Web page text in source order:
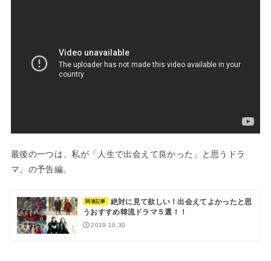
最後の一つは、私が「人生で出会えて良かった」と思うドラ
マ、の予告編。
関連記事
絶対に見て欲しい！出会えてよかったと思
うおすすめ韓流ドラマ５選！！
2019.10.30